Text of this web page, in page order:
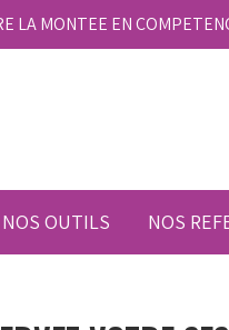
LA MONTEE EN
NOS OUTILS NOS